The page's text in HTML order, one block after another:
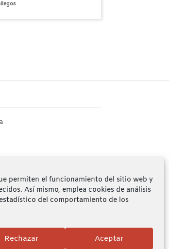
permiten el funcionamiento del sitio web y
Así mismo, emplea cookies de análisis
del comportamiento de los
Aceptar
Rechazar